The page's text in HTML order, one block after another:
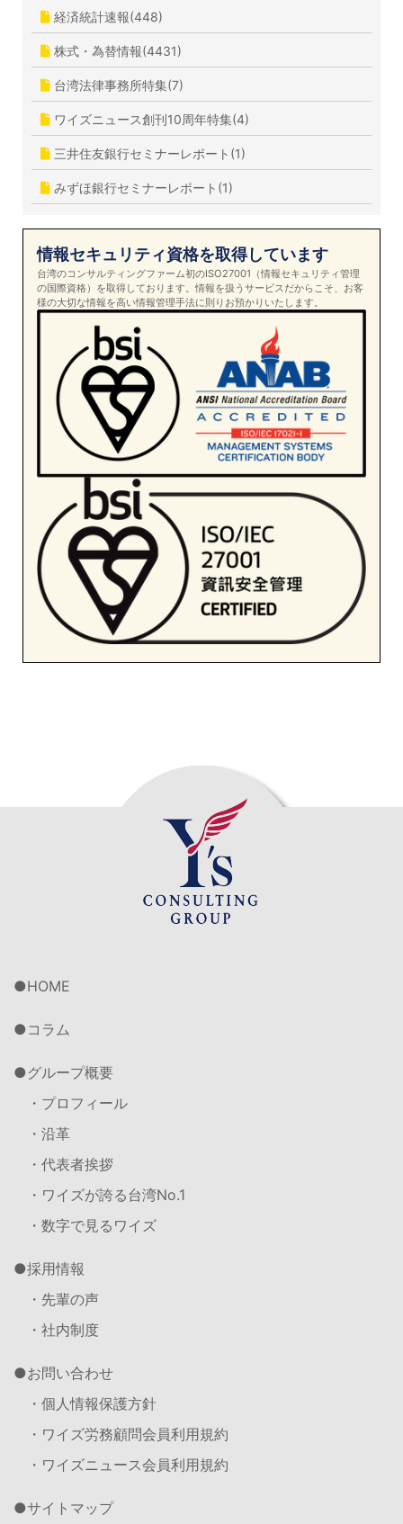
経済統計速報(448)
株式・為替情報(4431)
台湾法律事務所特集(7)
ワイズニュース創刊10周年特集(4)
三井住友銀行セミナーレポート(1)
みずほ銀行セミナーレポート(1)
情報セキュリティ資格を取得しています
台湾のコンサルティングファーム初のISO27001（情報セキュリティ管理
の国際資格）を取得しております。情報を扱うサービスだからこそ、お客
様の大切な情報を高い情報管理手法に則りお預かりいたします。
HOME
コラム
グループ概要
・プロフィール
・沿革
・代表者挨拶
・ワイズが誇る台湾No.1
・数字で見るワイズ
採用情報
・先輩の声
・社内制度
お問い合わせ
・個人情報保護方針
・ワイズ労務顧問会員利用規約
・ワイズニュース会員利用規約
サイトマップ